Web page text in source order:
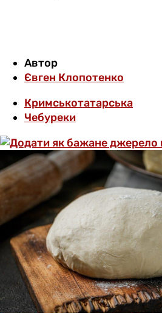
Автор
Євген Клопотенко
Кримськотатарська
Чебуреки